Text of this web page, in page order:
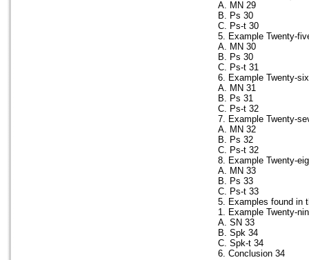
A. MN 29
B. Ps 30
C. Ps-t 30
5. Example Twenty-
A. MN 30
B. Ps 30
C. Ps-t 31
6. Example Twenty-
A. MN 31
B. Ps 31
C. Ps-t 32
7. Example Twenty-
A. MN 32
B. Ps 32
C. Ps-t 32
8. Example Twenty-
A. MN 33
B. Ps 33
C. Ps-t 33
5. Examples found in
1. Example Twenty-
A. SN 33
B. Spk 34
C. Spk-t 34
6. Conclusion 34